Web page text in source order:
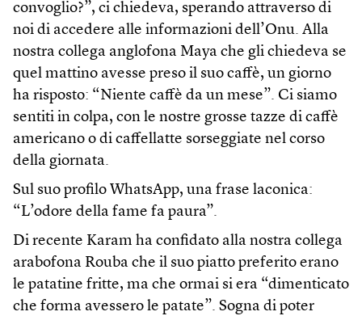
convoglio?”, ci chiedeva, sperando attraverso di
noi di accedere alle informazioni dell’Onu. Alla
nostra collega anglofona Maya che gli chiedeva se
quel mattino avesse preso il suo caffè, un giorno
ha risposto: “Niente caffè da un mese”. Ci siamo
sentiti in colpa, con le nostre grosse tazze di caffè
americano o di caffellatte sorseggiate nel corso
della giornata.
Sul suo profilo WhatsApp, una frase laconica:
“L’odore della fame fa paura”.
Di recente Karam ha confidato alla nostra collega
arabofona Rouba che il suo piatto preferito erano
le patatine fritte, ma che ormai si era “dimenticato
che forma avessero le patate”. Sogna di poter